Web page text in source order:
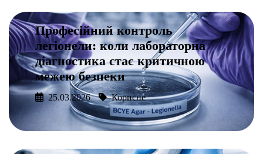
Професійний контроль
легіонели: коли лабораторна
діагностика стає критичною
межею безпеки
25.03.2026 Корисне
Подробнее